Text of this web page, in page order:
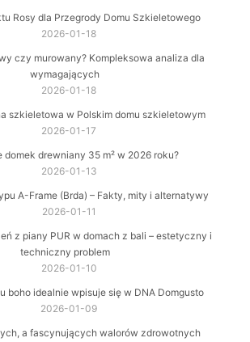
Rosy dla Przegrody Domu Szkieletowego
2026-01-18
czy murowany? Kompleksowa analiza dla
wymagających
2026-01-18
szkieletowa w Polskim domu szkieletowym
2026-01-17
domek drewniany 35 m² w 2026 roku?
2026-01-13
A-Frame (Brda) – Fakty, mity i alternatywy
2026-01-11
z piany PUR w domach z bali – estetyczny i
techniczny problem
2026-01-10
boho idealnie wpisuje się w DNA Domgusto
2026-01-09
a fascynujących walorów zdrowotnych